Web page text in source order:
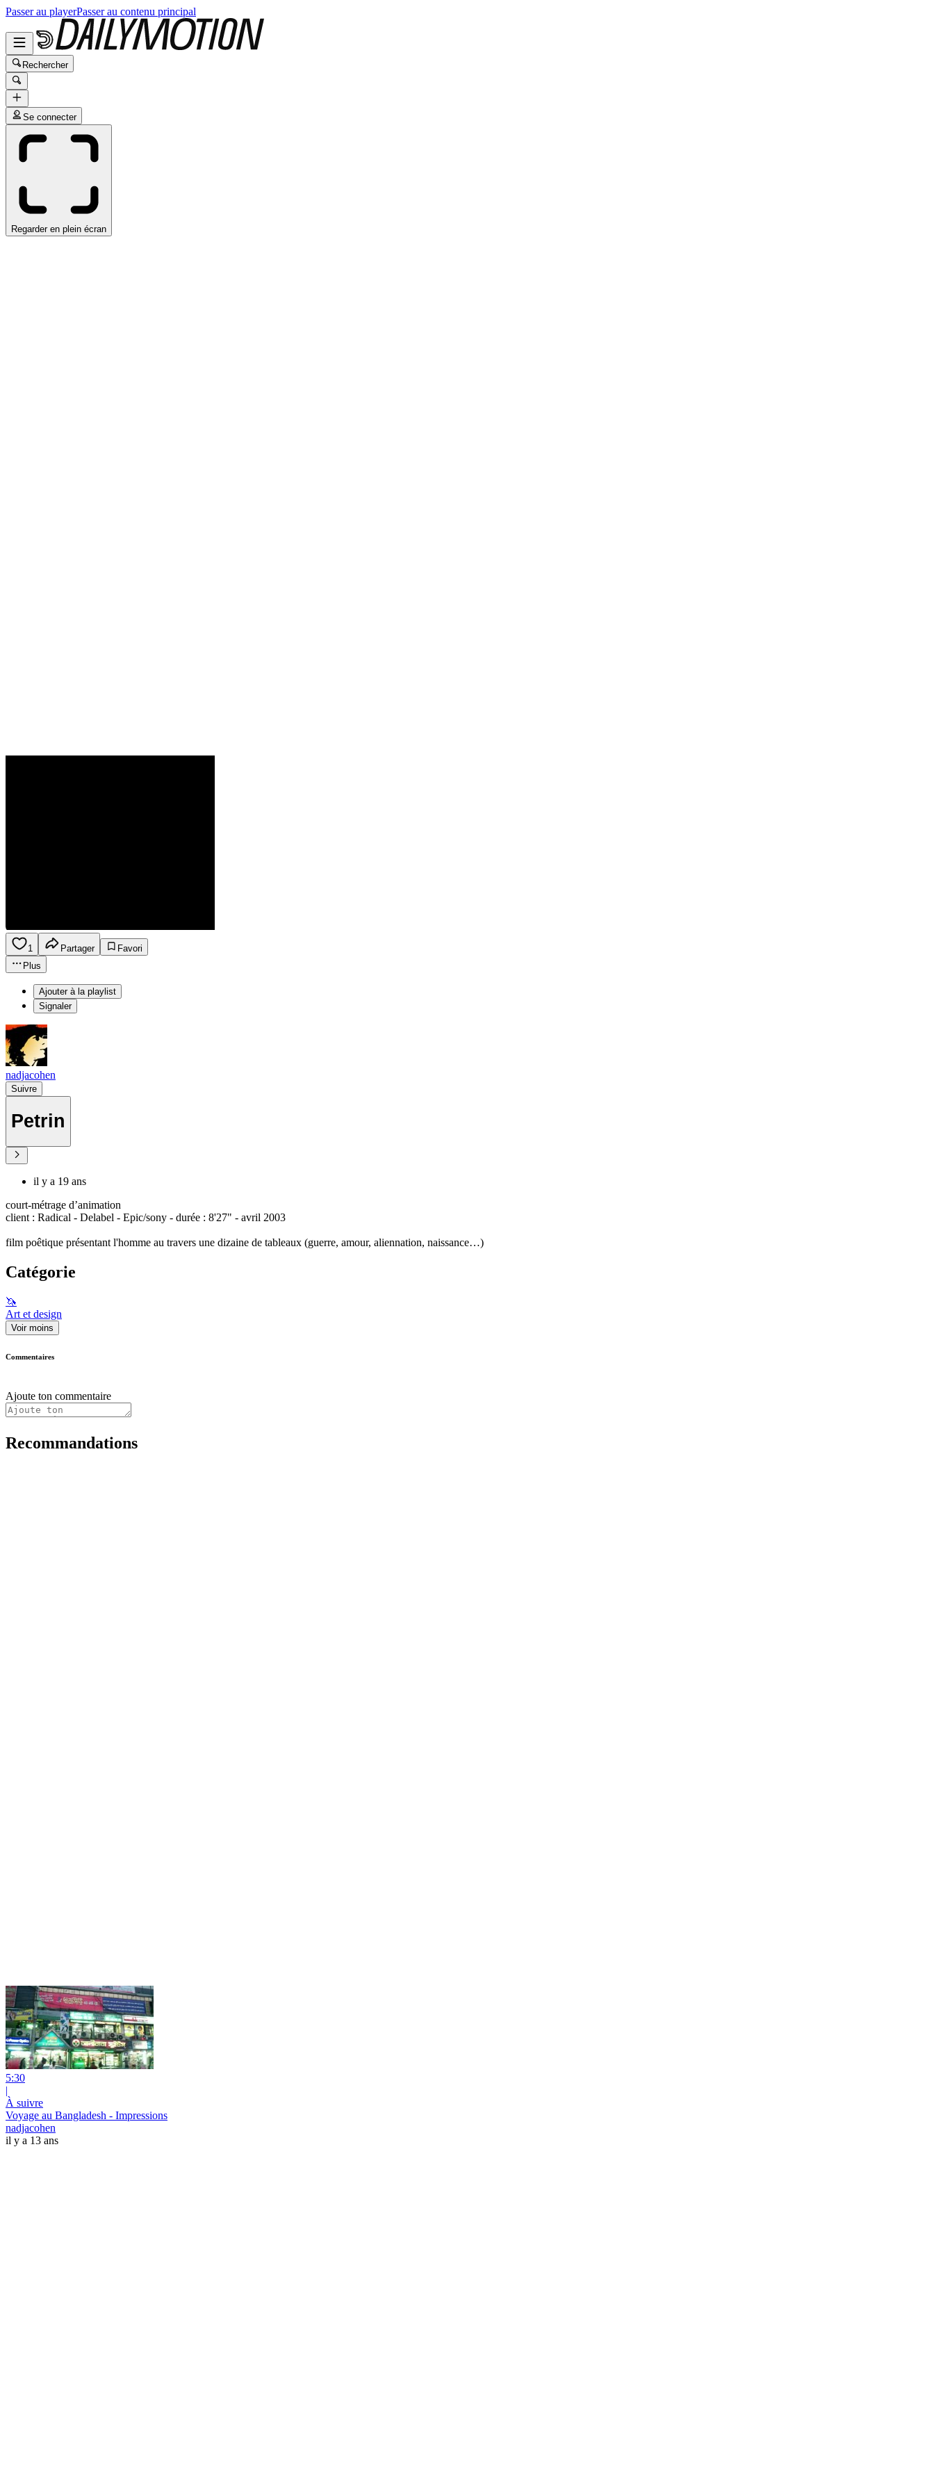
Passer au playerPasser au contenu principal
Rechercher
Se connecter
Regarder en plein écran
1 Partager
Favori
Plus
Ajouter à la playlist
Signaler
nadjacohen
Suivre
Petrin
il y a 19 ans
court-métrage d’animation
client : Radical - Delabel - Epic/sony - durée : 8'27" - avril 2003
film poêtique présentant l'homme au travers une dizaine de tableaux (guerre, amour, aliennation, naissance…)
Catégorie
🦄
Art et design
Voir moins
Commentaires
Ajoute ton commentaire
Recommandations
5:30
|
À suivre
Voyage au Bangladesh - Impressions
nadjacohen
il y a 13 ans